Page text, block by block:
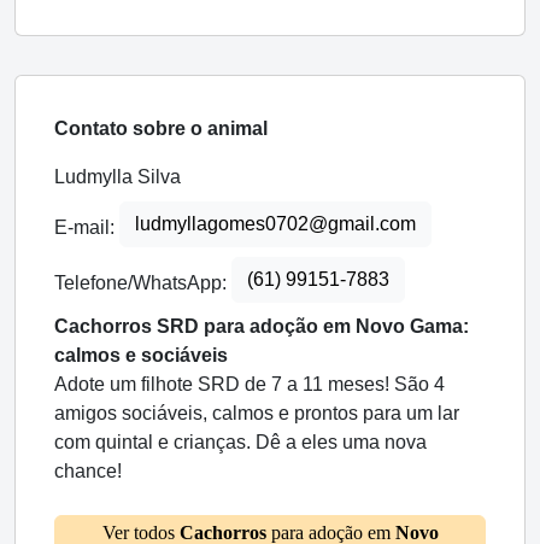
Contato sobre o animal
Ludmylla Silva
E-mail: ludmyllagomes0702@gmail.com
Telefone/WhatsApp: (61) 99151-7883
Cachorros SRD para adoção em Novo Gama:
calmos e sociáveis
Adote um filhote SRD de 7 a 11 meses! São 4
amigos sociáveis, calmos e prontos para um lar
com quintal e crianças. Dê a eles uma nova
chance!
Ver todos Cachorrospara adoção em Novo